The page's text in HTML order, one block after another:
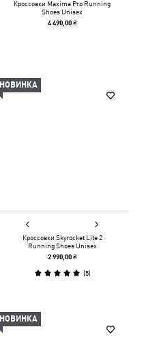
Кроссовки Maxima Pro Running
Shoes Unisex
4 490,00 ₴
НОВИНКА
Кроссовки Skyrocket Lite 2
Running Shoes Unisex
2 990,00 ₴
(5)
НОВИНКА